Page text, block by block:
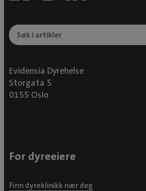
Evidensia Dyrehelse
Storgata 5
0155 Oslo
For dyreeiere
Finn dyreklinikk nær deg